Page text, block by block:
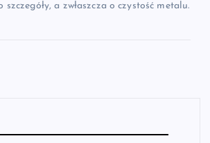
szczegóły, a zwłaszcza o czystość metalu.